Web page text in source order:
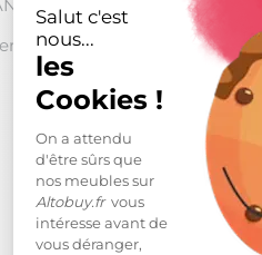
Salut c'est
nous...
les
Cookies !
On a attendu
d'être sûrs que
nos meubles sur
Altobuy.frvous
intéresse avant de
vous déranger,
à lattes. Hauteur 22 cm -